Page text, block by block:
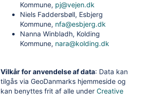
Kommune, pj@vejen.dk
Niels Faddersbøll, Esbjerg
Kommune, nfa@esbjerg.dk
Nanna Winbladh, Kolding
Kommune, nara@kolding.dk
Vilkår for anvendelse af data: Data kan
tilgås via GeoDanmarks hjemmeside og
kan benyttes frit af alle under Creative